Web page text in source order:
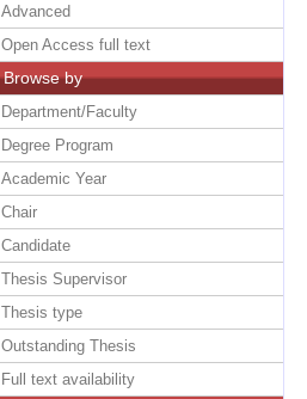
Advanced
Open Access full text
Browse by
Department/Faculty
Degree Program
Academic Year
Chair
Candidate
Thesis Supervisor
Thesis type
Outstanding Thesis
Full text availability